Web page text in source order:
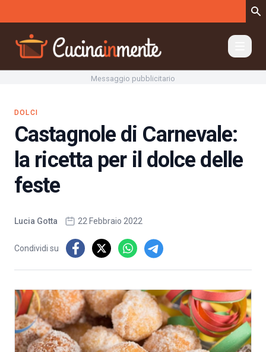
Messaggio pubblicitario
DOLCI
Castagnole di Carnevale:
la ricetta per il dolce delle
feste
Lucia Gotta 22 Febbraio 2022
Condividi su